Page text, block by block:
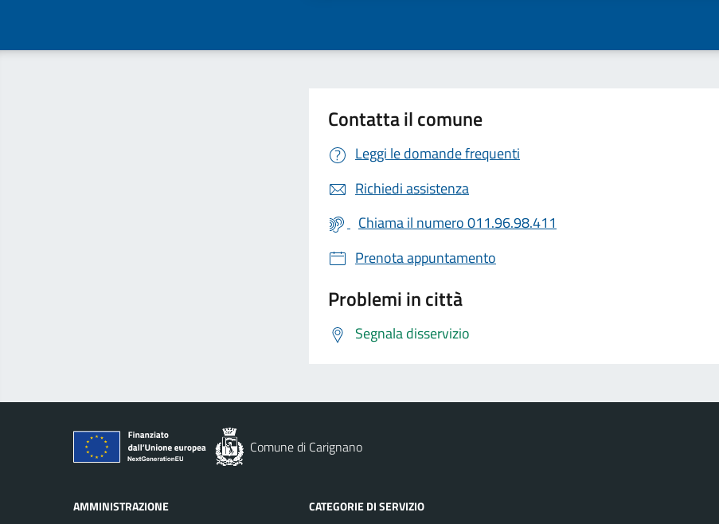
Contatta il comune
Leggi le domande frequenti
Richiedi assistenza
Chiama il numero 011.96.98.411
Prenota appuntamento
Problemi in città
Segnala disservizio
Comune di Carignano
AMMINISTRAZIONE CATEGORIE DI SERVIZIO